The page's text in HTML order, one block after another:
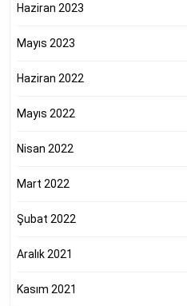
Haziran 2023
Mayıs 2023
Haziran 2022
Mayıs 2022
Nisan 2022
Mart 2022
Şubat 2022
Aralık 2021
Kasım 2021